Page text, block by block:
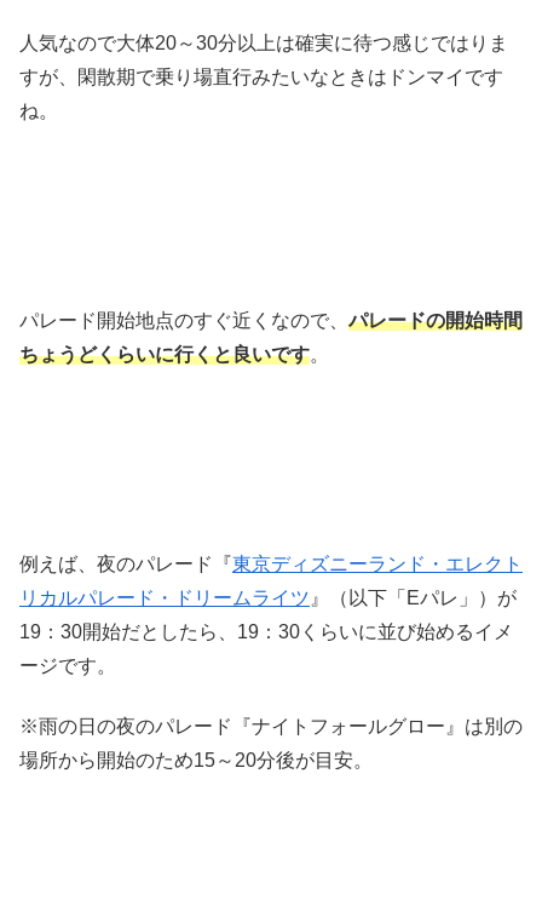
人気なので大体20～30分以上は確実に待つ感じではりま
すが、閑散期で乗り場直行みたいなときはドンマイです
ね。
パレード開始地点のすぐ近くなので、パレードの開始時間
ちょうどくらいに行くと良いです。
例えば、夜のパレード『東京ディズニーランド・エレクト
リカルパレード・ドリームライツ 』（以下「Eパレ」）が
19：30開始だとしたら、19：30くらいに並び始めるイメ
ージです。
※雨の日の夜のパレード『ナイトフォールグロー』は別の
場所から開始のため15～20分後が目安。